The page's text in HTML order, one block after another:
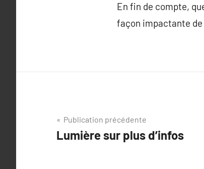
En fin de compte,
façon impactante
Navigation
de
Publication précédente
Lumière sur plus d’infos